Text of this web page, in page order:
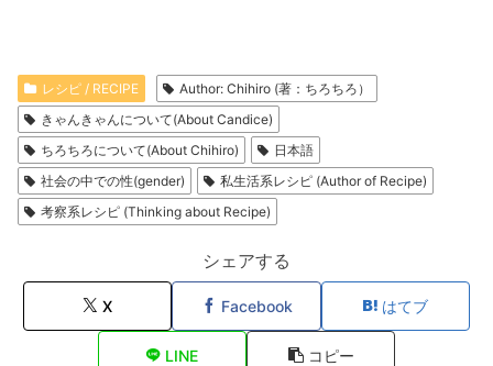
レシピ / RECIPE
Author: Chihiro (著：ちろちろ）
きゃんきゃんについて(About Candice)
ちろちろについて(About Chihiro)
日本語
社会の中での性(gender)
私生活系レシピ (Author of Recipe)
考察系レシピ (Thinking about Recipe)
シェアする
X Facebook はてブ
LINE コピー